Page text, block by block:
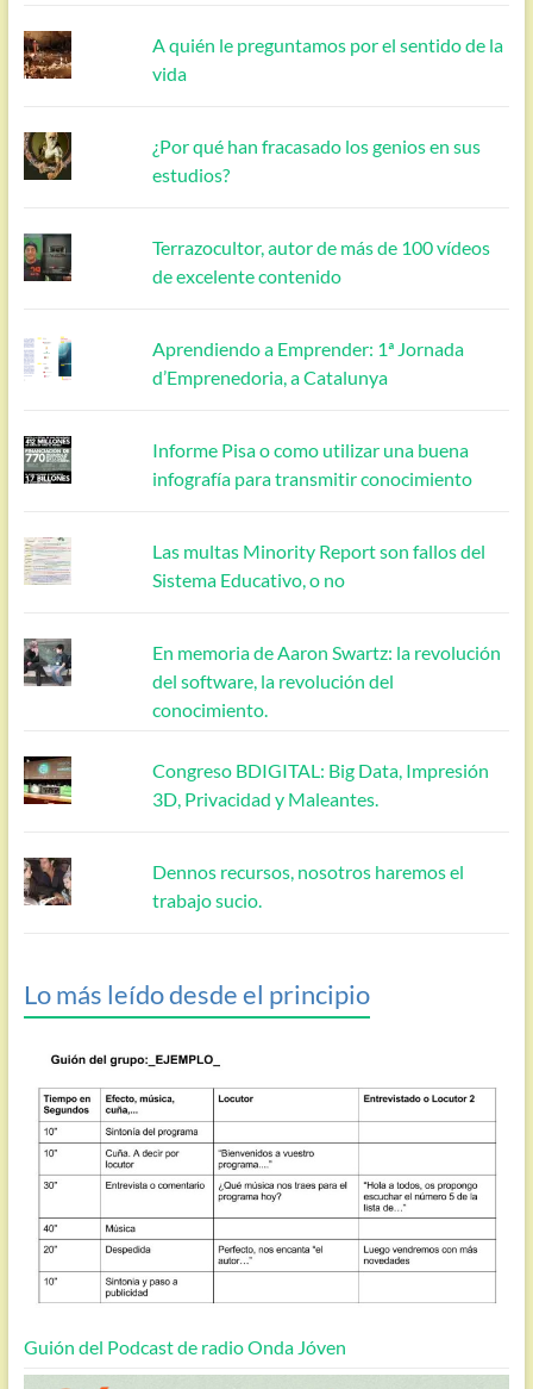
A quién le preguntamos por el sentido de la
vida
¿Por qué han fracasado los genios en sus
estudios?
Terrazocultor, autor de más de 100 vídeos
de excelente contenido
Aprendiendo a Emprender: 1ª Jornada
d’Emprenedoria, a Catalunya
Informe Pisa o como utilizar una buena
infografía para transmitir conocimiento
Las multas Minority Report son fallos del
Sistema Educativo, o no
En memoria de Aaron Swartz: la revolución
del software, la revolución del
conocimiento.
Congreso BDIGITAL: Big Data, Impresión
3D, Privacidad y Maleantes.
Dennos recursos, nosotros haremos el
trabajo sucio.
Lo más leído desde el principio
Guión del Podcast de radio Onda Jóven